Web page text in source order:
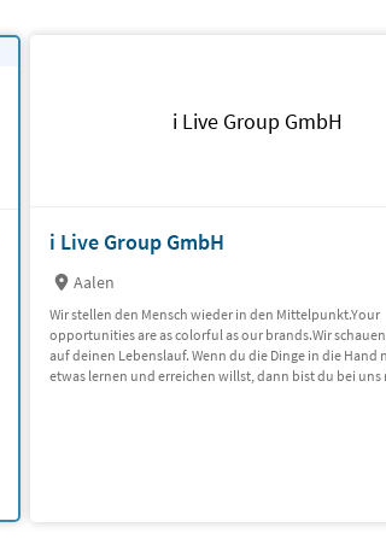
i Live Group GmbH
i Live Group GmbH
Aalen
Wir stellen den Mensch wieder in den Mittelpunkt.Your
opportunities are as colorful as our brands.Wir
auf deinen Lebenslauf. Wenn du die Dinge in die Hand
etwas lernen und erreichen willst, dann bist du bei uns